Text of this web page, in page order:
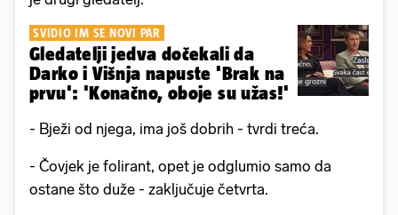
SVIDIO IM SE NOVI PAR
Gledatelji jedva dočekali da
Darko i Višnja napuste 'Brak na
prvu': 'Konačno, oboje su užas!'
- Bježi od njega, ima još dobrih - tvrdi treća.
- Čovjek je folirant, opet je odglumio samo da
ostane što duže - zaključuje četvrta.